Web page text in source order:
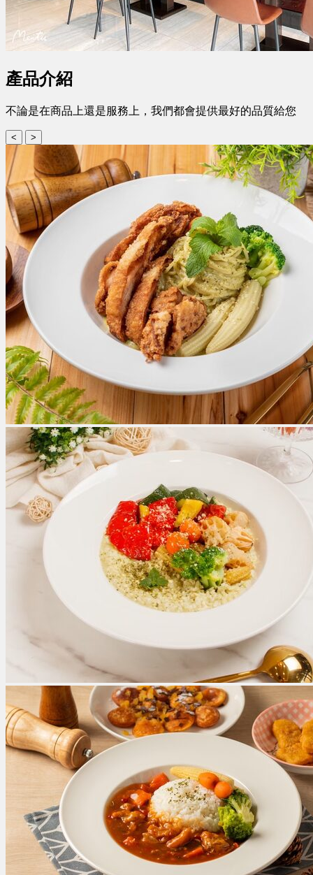
產品介紹
不論是在商品上還是服務上，我們都會提供最好的品質給您
< >